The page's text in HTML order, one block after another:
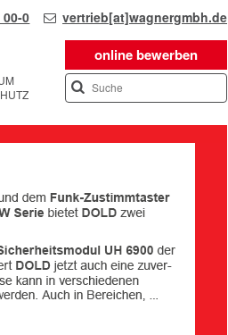
00-0 vertrieb[at]wagnergmbh.de
online bewerben